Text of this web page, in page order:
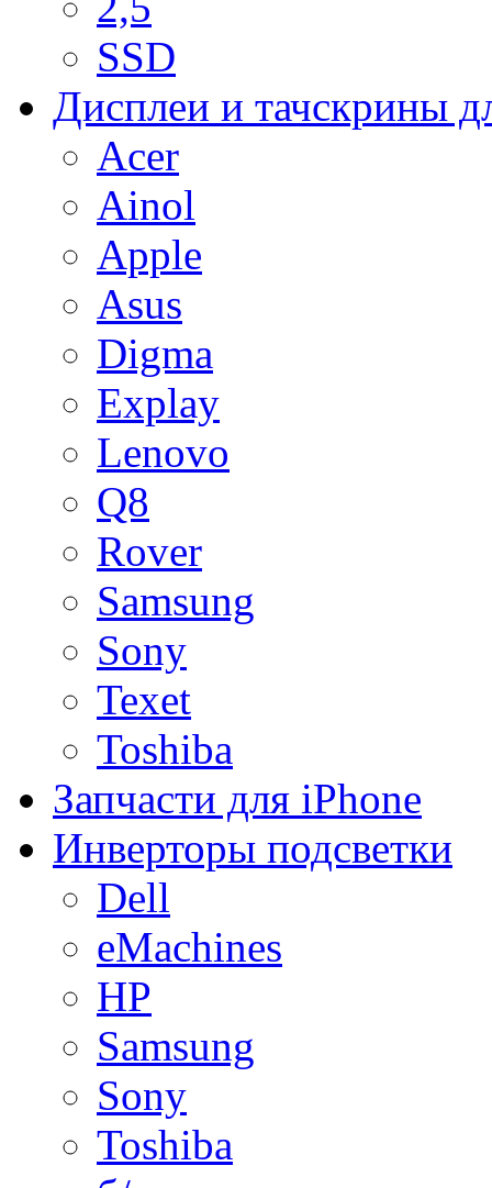
SSD
Дисплеи и тачскрины
Acer
Ainol
Apple
Asus
Digma
Explay
Lenovo
Q8
Rover
Samsung
Sony
Texet
Toshiba
Запчасти для iPhone
Инверторы подсветки
Dell
eMachines
HP
Samsung
Sony
Toshiba